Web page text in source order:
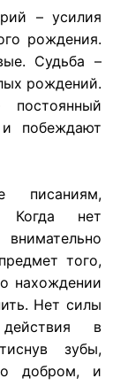
– усилия
рождения.
Судьба –
рождений.
побеждают
писаниям,
Когда нет
того,
нахождении
Нет силы
в
зубы,
добром, и